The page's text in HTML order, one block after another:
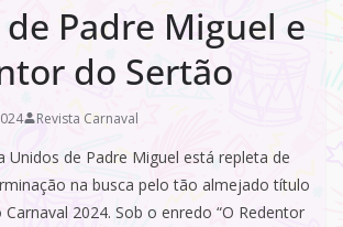
Padre Miguel e
do Sertão
Revista Carnaval
Unidos de Padre Miguel está repleta de
na busca pelo tão almejado título
2024. Sob o enredo “O Redentor